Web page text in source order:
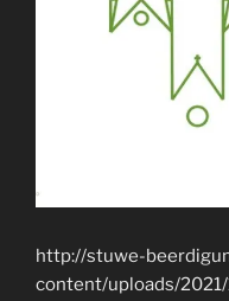
http://stuwe-
content/uploads/